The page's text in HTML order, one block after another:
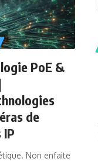
PoE &
de
Non enfaite